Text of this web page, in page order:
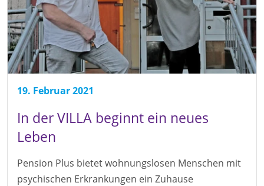
19. Februar 2021
In der VILLA beginnt ein neues
Leben
Pension Plus bietet wohnungslosen Menschen mit
psychischen Erkrankungen ein Zuhause